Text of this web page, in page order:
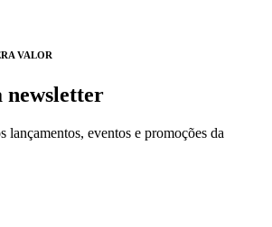
VALOR
newsletter
lançamentos, eventos e promoções da